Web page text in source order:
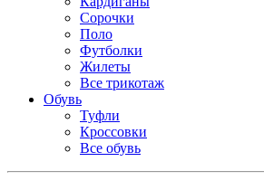
Сорочки
Поло
Футболки
Жилеты
Все трикотаж
Обувь
Туфли
Кроссовки
Все обувь